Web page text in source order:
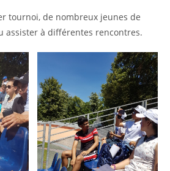
tournoi, de nombreux jeunes de
assister à différentes rencontres.